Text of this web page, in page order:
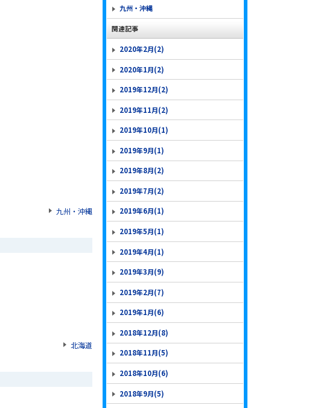
九州・沖縄
北海道
九州・沖縄
関連記事
2020年2月(2)
2020年1月(2)
2019年12月(2)
2019年11月(2)
2019年10月(1)
2019年9月(1)
2019年8月(2)
2019年7月(2)
2019年6月(1)
2019年5月(1)
2019年4月(1)
2019年3月(9)
2019年2月(7)
2019年1月(6)
2018年12月(8)
2018年11月(5)
2018年10月(6)
2018年9月(5)